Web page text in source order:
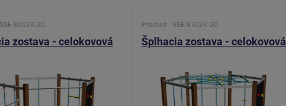
8602K-20
zostava - celokovová
Produkt - SSE-8702K-20
Šplhacia zostava - celokovová